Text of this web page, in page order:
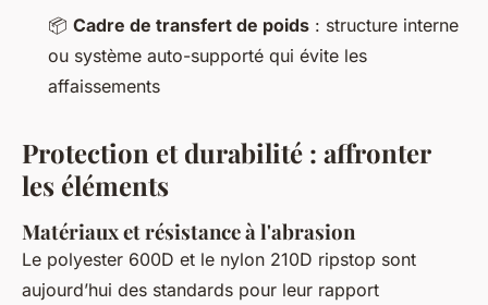
📦 Cadre de transfert de poids : structure interne
ou système auto-supporté qui évite les
affaissements
Protection et durabilité : affronter
les éléments
Matériaux et résistance à l'abrasion
Le polyester 600D et le nylon 210D ripstop sont
aujourd’hui des standards pour leur rapport